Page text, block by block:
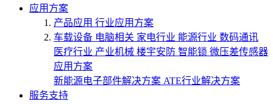
应用方案
产品应用 行业应用方案
车载设备 电脑相关 家电行业 能源行业 数码通讯
医疗行业 产业机械 楼宇安防 智能锁 微压差传感器
应用方案
新能源电子部件解决方案 ATE行业解决方案
服务支持